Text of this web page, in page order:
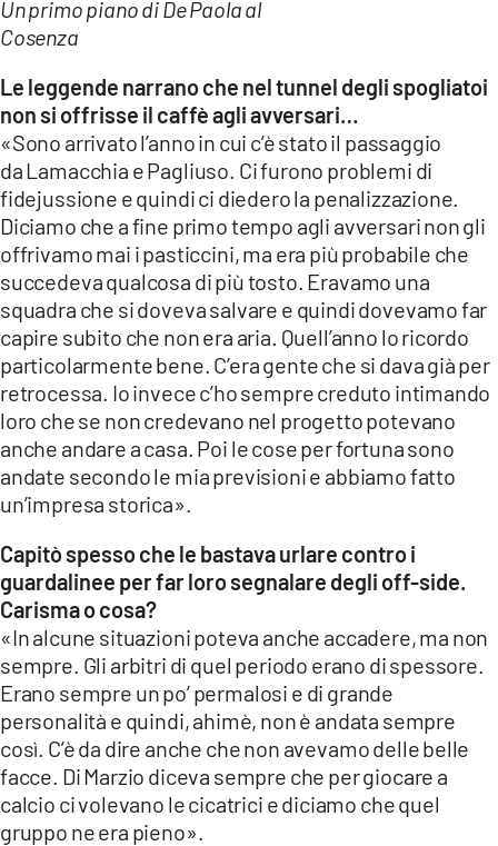
Un primo piano di De Paola al
Cosenza
Le leggende narrano che nel tunnel degli spogliatoi
non si offrisse il caffè agli avversari…
«Sono arrivato l’anno in cui c’è stato il passaggio
da Lamacchia e Pagliuso. Ci furono problemi di
fidejussione e quindi ci diedero la penalizzazione.
Diciamo che a fine primo tempo agli avversari non gli
offrivamo mai i pasticcini, ma era più probabile che
succedeva qualcosa di più tosto. Eravamo una
squadra che si doveva salvare e quindi dovevamo far
capire subito che non era aria. Quell’anno lo ricordo
particolarmente bene. C’era gente che si dava già per
retrocessa. Io invece c’ho sempre creduto intimando
loro che se non credevano nel progetto potevano
anche andare a casa. Poi le cose per fortuna sono
andate secondo le mia previsioni e abbiamo fatto
un’impresa storica».
Capitò spesso che le bastava urlare contro i
guardalinee per far loro segnalare degli off-side.
Carisma o cosa?
«In alcune situazioni poteva anche accadere, ma non
sempre. Gli arbitri di quel periodo erano di spessore.
Erano sempre un po’ permalosi e di grande
personalità e quindi, ahimè, non è andata sempre
così. C’è da dire anche che non avevamo delle belle
facce. Di Marzio diceva sempre che per giocare a
calcio ci volevano le cicatrici e diciamo che quel
gruppo ne era pieno».